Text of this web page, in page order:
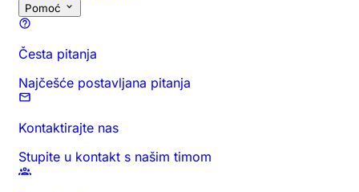
Pomoć
Česta pitanja
Najčešće postavljana pitanja
Kontaktirajte nas
Stupite u kontakt s našim timom